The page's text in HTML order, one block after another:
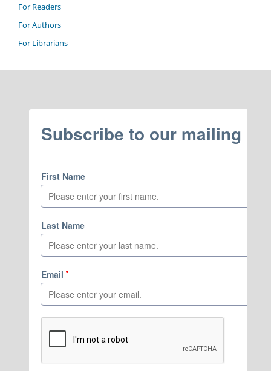
For Readers
For Authors
For Librarians